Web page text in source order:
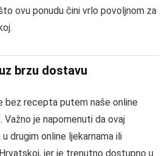
ovu ponudu čini vrlo povoljnom za
brzu dostavu
bez recepta putem naše online
Važno je napomenuti da ovaj
drugim online ljekarnama ili
jer je trenutno dostupno u